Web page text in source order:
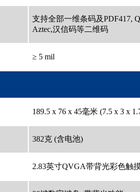
支持全部一维条码及PDF417,
Aztec,汉信码等二维码
≥ 5 mil
189.5 x 76 x 45毫米 (7.5 x 3 x
382克 (含电池)
2.83英寸QVGA带背光彩色触摸